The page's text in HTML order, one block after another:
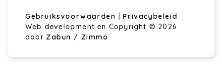
Gebruiksvoorwaarden |Privacybeleid
Web development en Copyright © 2026
door Zabun / Zimmo